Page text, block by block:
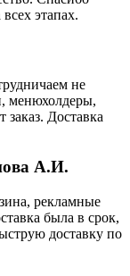
этапах.
не
менюхолдеры,
Доставка
А.И.
рекламные
была в срок,
доставку по